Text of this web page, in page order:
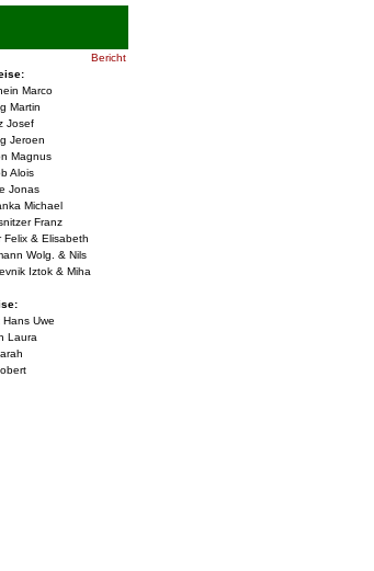
Bericht
Marco
Martin
Josef
Jeroen
Magnus
Alois
Jonas
Michael
Franz
Felix & Elisabeth
Wolg. & Nils
Iztok & Miha
Hans Uwe
Laura